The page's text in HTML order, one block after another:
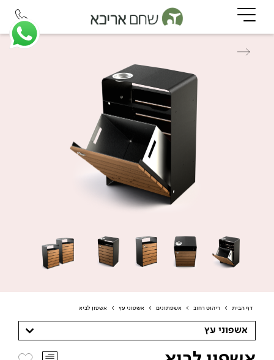
דף הבית > ריהוט רחוב > אשפתונים > אשפוני עץ > אשפון לביא
אשפוני עץ